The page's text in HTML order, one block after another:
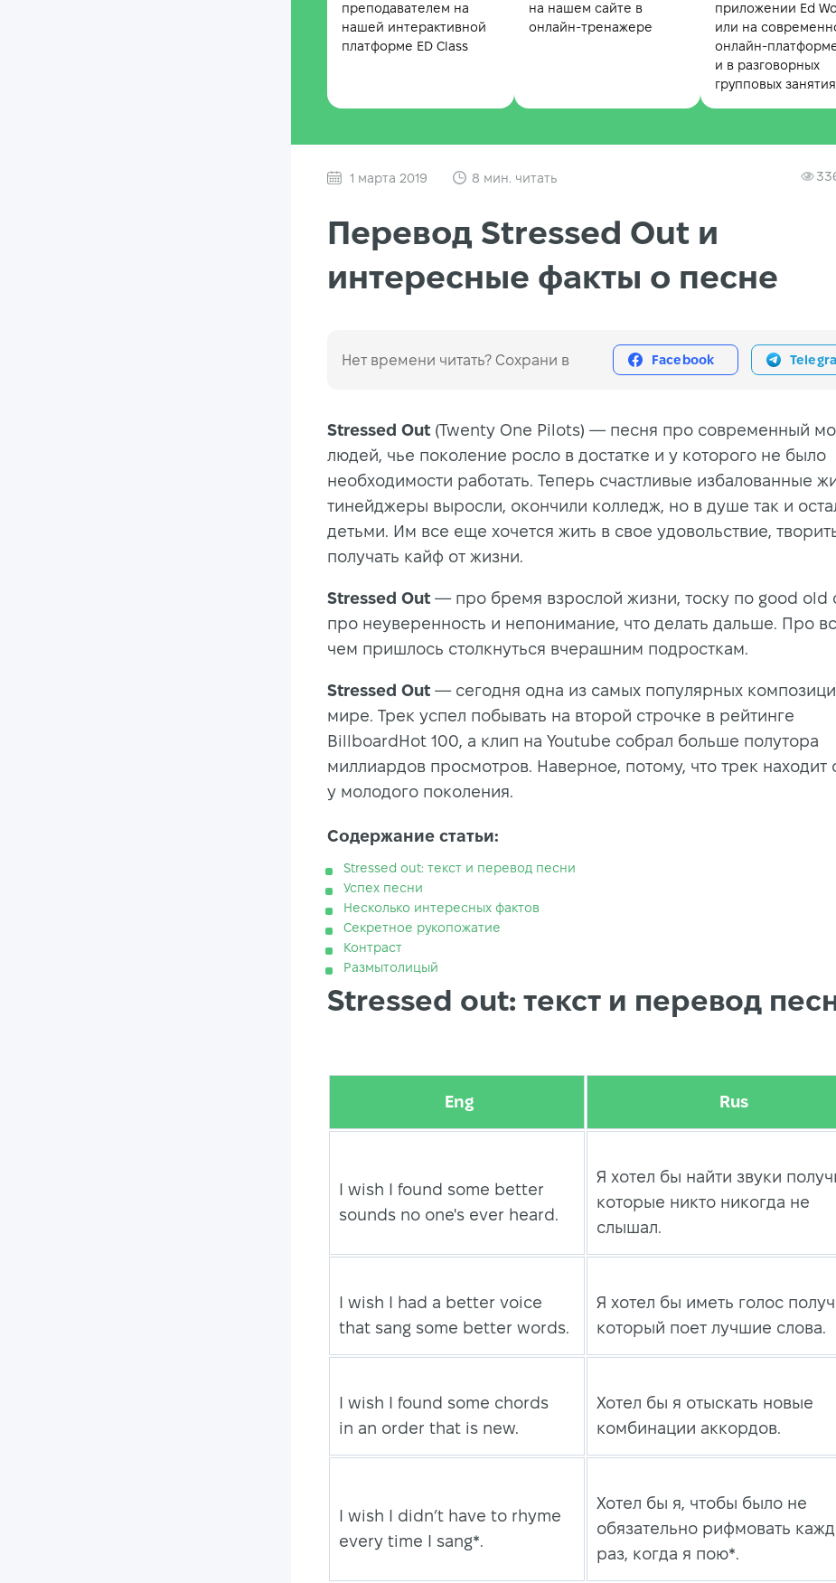
преподавателем на
нашей интерактивной
платформе ED Class
на нашем сайте в
онлайн-тренажере
приложении Ed
или на
онлайн-
и в разговорных
групповых
1 марта 2019 8 мин. читать
Перевод Stressed Out и
интересные факты о песне
Нет времени читать? Сохрани в Facebook
Stressed Out (Twenty One Pilots) — песня про современный
людей, чье поколение росло в достатке и у которого не было
необходимости работать. Теперь счастливые избалованные
тинейджеры выросли, окончили колледж, но в душе так и
детьми. Им все еще хочется жить в свое удовольствие,
получать кайф от жизни.
Stressed Out — про бремя взрослой жизни, тоску по good old
про неуверенность и непонимание, что делать дальше. Про
чем пришлось столкнуться вчерашним подросткам.
Stressed Out — сегодня одна из самых популярных
мире. Трек успел побывать на второй строчке в рейтинге
BillboardHot 100, а клип на Youtube собрал больше полутора
миллиардов просмотров. Наверное, потому, что трек находит
у молодого поколения.
Содержание статьи:
Stressed out: текст и перевод песни
Успех песни
Несколько интересных фактов
Секретное рукопожатие
Контраст
Размытолицый
Stressed out: текст и перевод
Eng Rus
I wish I found some better
sounds no one's ever heard.
Я хотел бы найти звуки
которые никто никогда не
слышал.
I wish I had a better voice
that sang some better words.
Я хотел бы иметь голос
который поет лучшие слова.
I wish I found some chords
in an order that is new.
Хотел бы я отыскать новые
комбинации аккордов.
I wish I didn’t have to rhyme
every time I sang*.
Хотел бы я, чтобы было не
обязательно рифмовать
раз, когда я пою*.